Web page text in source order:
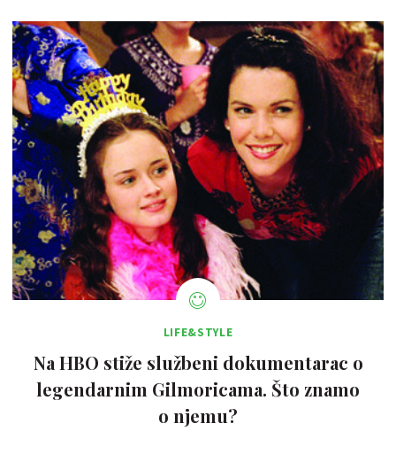
LIFE&STYLE
Na HBO stiže službeni dokumentarac o
legendarnim Gilmoricama. Što znamo
o njemu?